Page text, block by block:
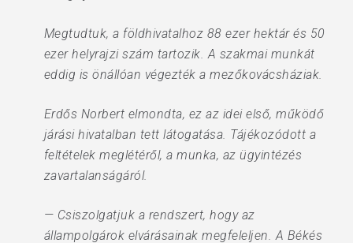
Megtudtuk, a földhivatalhoz 88 ezer hektár és 50
ezer helyrajzi szám tartozik. A szakmai munkát
eddig is önállóan végezték a mezőkovácsháziak.
Erdős Norbert elmondta, ez az idei első, működő
járási hivatalban tett látogatása. Tájékozódott a
feltételek meglétéről, a munka, az ügyintézés
zavartalanságáról.
— Csiszolgatjuk a rendszert, hogy az
állampolgárok elvárásainak megfeleljen. A Békés